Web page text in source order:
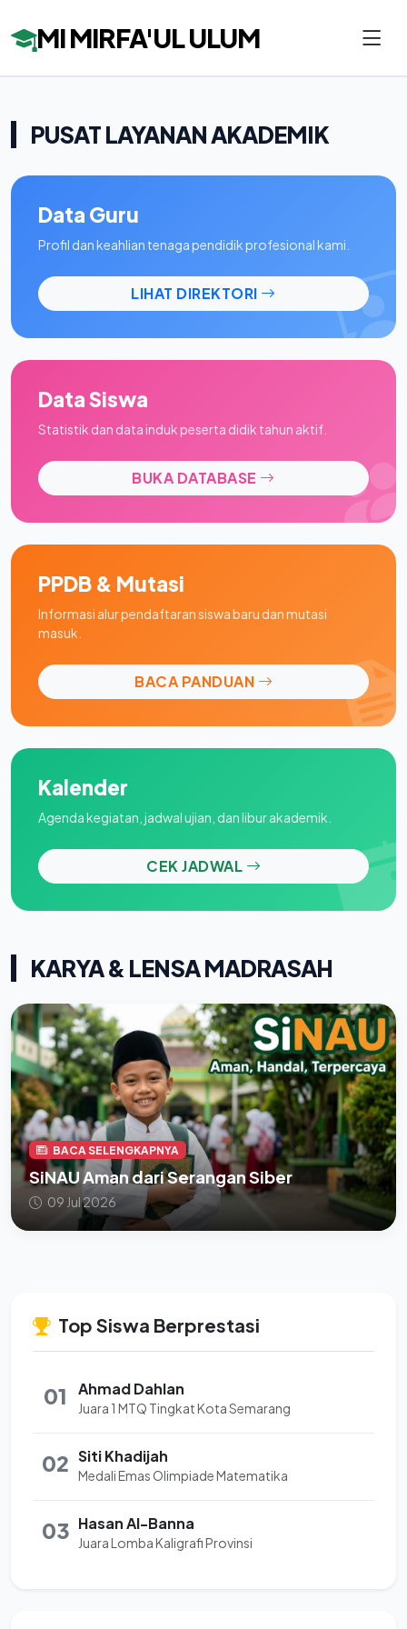
MI MIRFA'UL ULUM
PUSAT LAYANAN AKADEMIK
Data Guru
Profil dan keahlian tenaga pendidik profesional kami.
LIHAT DIREKTORI
Data Siswa
Statistik dan data induk peserta didik tahun aktif.
BUKA DATABASE
PPDB & Mutasi
Informasi alur pendaftaran siswa baru dan mutasi
masuk.
BACA PANDUAN
Kalender
Agenda kegiatan, jadwal ujian, dan libur akademik.
CEK JADWAL
KARYA & LENSA MADRASAH
BACA SELENGKAPNYA
SiNAU Aman dari Serangan Siber
09 Jul 2026
Top Siswa Berprestasi
01 Ahmad Dahlan
Juara 1 MTQ Tingkat Kota Semarang
02 Siti Khadijah
Medali Emas Olimpiade Matematika
03 Hasan Al-Banna
Juara Lomba Kaligrafi Provinsi